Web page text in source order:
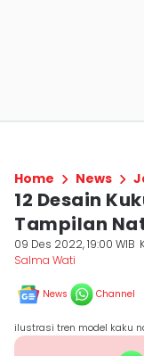
Home News
12 Desain
Tampilan
09 Des 2022, 19:00 WIB
Salma Wati
News Channel
ilustrasi tren model kaku